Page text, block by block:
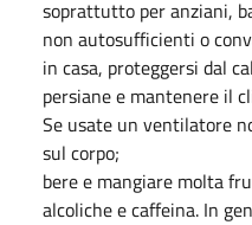
soprattutto per anziani,
non autosufficienti o
in casa, proteggersi dal
persiane e mantenere il
Se usate un ventilatore
sul corpo;
bere e mangiare molta
alcoliche e caffeina. In